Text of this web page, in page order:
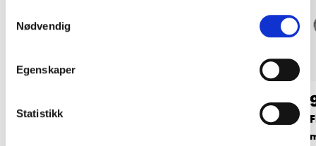
Nødvendig
Egenskaper
Statistikk
Skjøtemuffe, 20 mm,
Skruklammer, 18–22